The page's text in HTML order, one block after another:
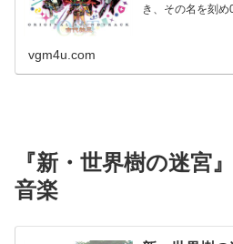
き、その名を刻
vgm4u.com
『新・世界樹の迷宮
音楽